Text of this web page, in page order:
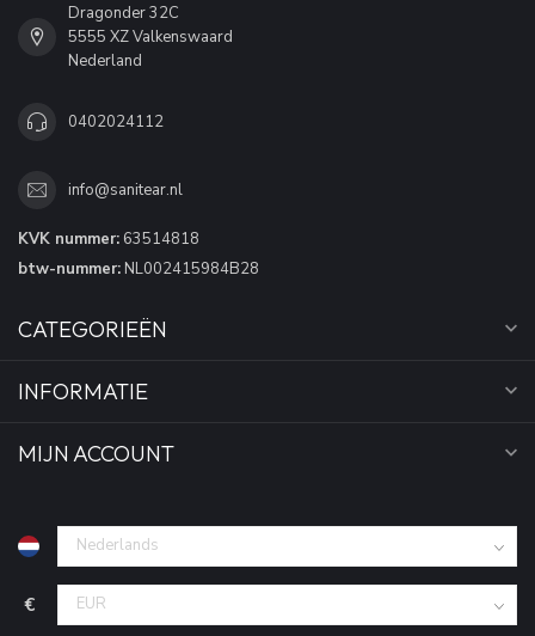
Dragonder 32C
5555 XZ Valkenswaard
Nederland
0402024112
info@sanitear.nl
KVK nummer: 63514818
btw-nummer: NL002415984B28
CATEGORIEËN
INFORMATIE
MIJN ACCOUNT
€